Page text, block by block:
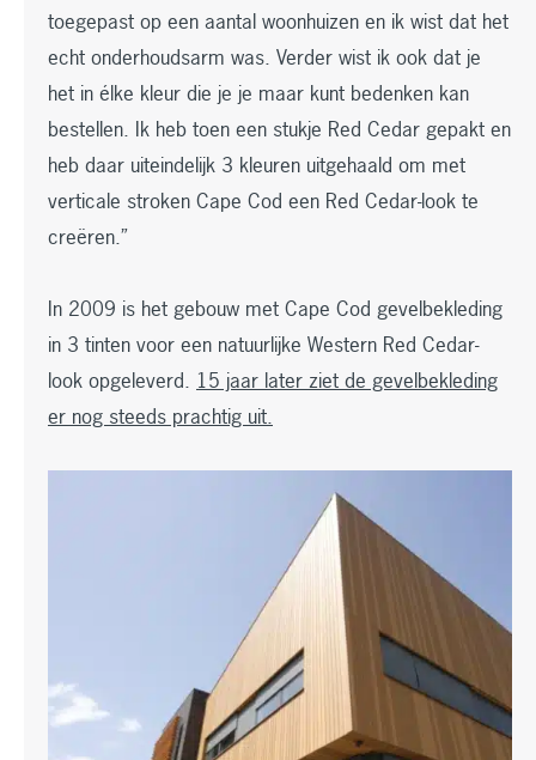
toegepast op een aantal woonhuizen en ik wist dat het
echt onderhoudsarm was. Verder wist ik ook dat je
het in élke kleur die je je maar kunt bedenken kan
bestellen. Ik heb toen een stukje Red Cedar gepakt en
heb daar uiteindelijk 3 kleuren uitgehaald om met
verticale stroken Cape Cod een Red Cedar-look te
creëren.”
In 2009 is het gebouw met Cape Cod gevelbekleding
in 3 tinten voor een natuurlijke Western Red Cedar-
look opgeleverd. 15 jaar later ziet de gevelbekleding
er nog steeds prachtig uit.